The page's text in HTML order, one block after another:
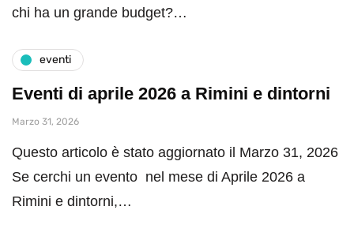
chi ha un grande budget?…
eventi
Eventi di aprile 2026 a Rimini e dintorni
Marzo 31, 2026
Questo articolo è stato aggiornato il Marzo 31, 2026
Se cerchi un evento nel mese di Aprile 2026 a
Rimini e dintorni,…